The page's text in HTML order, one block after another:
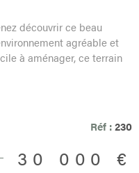
découvrir ce beau
agréable et
à aménager, ce terrain
Vous bénéficierez
terrain, facilitant ainsi les
de votre projet.
Une belle opportunité
Réf :230
30 000 €